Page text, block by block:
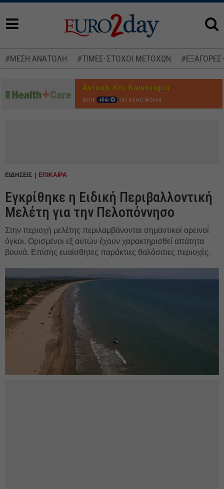
#ΜΕΣΗ ΑΝΑΤΟΛΗ #ΤΙΜΕΣ-ΣΤΟΧΟΙ ΜΕΤΟΧΩΝ
Δείτε εδώ την ειδική έκδοση
ΕΙΔΗΣΕΙΣ ΕΠΙΚΑΙΡΑ
Εγκρίθηκε η Ειδική Περιβαλλοντική
Μελέτη για την Πελοπόννησο
Στην περιοχή μελέτης περιλαμβάνονται σημαντικοί ορεινοί
όγκοι. Ορισμένοι εξ αυτών έχουν χαρακτηρισθεί απάτητα
βουνά. Επίσης ευαίσθητες παράκτιες θαλάσσιες περιοχές.